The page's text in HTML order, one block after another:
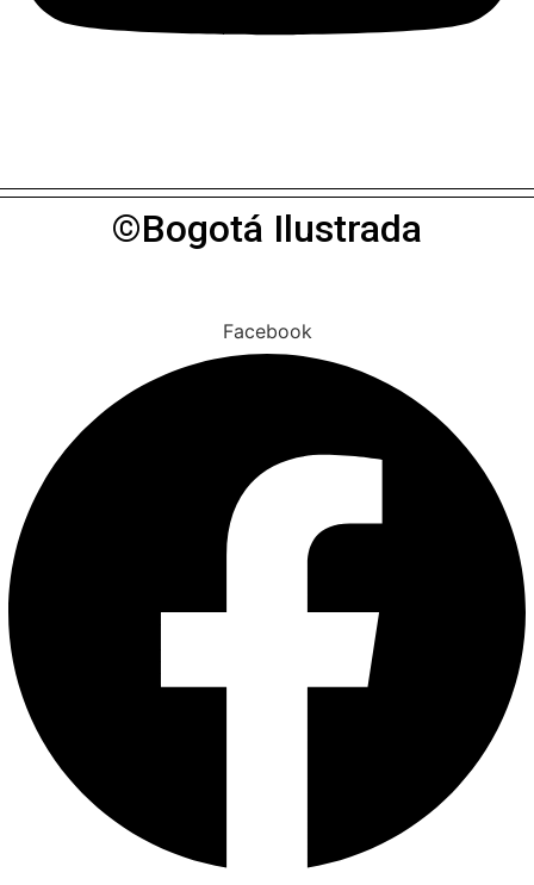
©Bogotá Ilustrada
Facebook